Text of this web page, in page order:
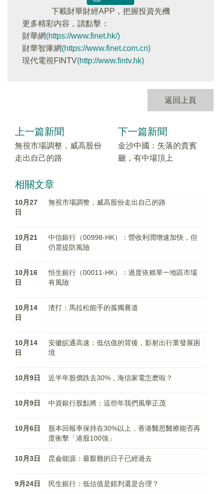
下載財華財經APP，把握投資先機
更多精彩内容，請點擊：
財華網(https://www.finet.hk/)
財華智庫網(https://www.finet.com.cn)
現代電視FINTV(http://www.fintv.hk)
返回上頁
上一篇新聞
無視市場調整，威高股份
走出自己的路
下一篇新聞
金沙中國：失落的貴賓
廳，有中場頂上
相關文章
10月27
日
無視市場調整，威高股份走出自己的路
10月21
日
中信銀行（00998-HK）：營收利潤增速加快，但
仍需提防風險
10月16
日
恒生銀行（00011-HK）：過度依賴單一地區市場
有風險
10月14
日
渣打：馬拉松能手的孤獨賽道
10月14
日
安徽皖通高速：低估值的背後，影射出行業發展困
境
10月9日 近半年股價跌去30%，海信家電怎麽啦？
10月9日 中資銀行股點將：這些年我們風華正茂
10月6日
股本回報率保持在30%以上，香港醫思醫療能否再
度衝擊「港股100強」
10月3日 昆侖能源：最艱難的日子已經過去
9月24日 民生銀行：低估值是錯判還是合理？